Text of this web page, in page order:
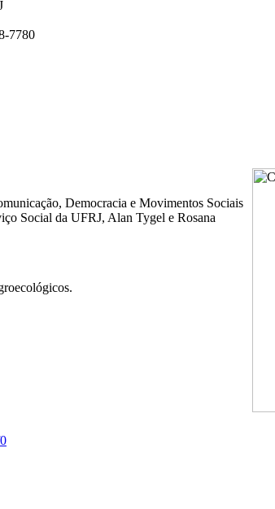
7780
Democracia e Movimentos Sociais
Social da UFRJ, Alan Tygel e Rosana